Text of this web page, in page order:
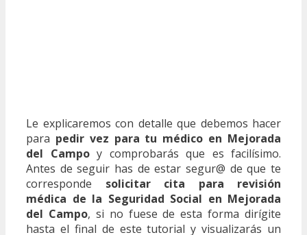
Le explicaremos con detalle que debemos hacer
para pedir vez para tu médico en Mejorada
del Campoy comprobarás que es facilísimo.
Antes de seguir has de estar segur@ de que te
corresponde solicitar cita para revisión
médica de la Seguridad Social en Mejorada
del Campo, si no fuese de esta forma dirígite
hasta el final de este tutorial y visualizarás un